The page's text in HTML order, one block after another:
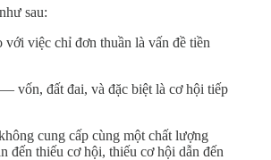
sau:
việc chỉ đơn thuần là vấn đề tiền
vốn, đất đai, và đặc biệt là cơ hội tiếp
cung cấp cùng một chất lượng
đến thiếu cơ hội, thiếu cơ hội dẫn đến